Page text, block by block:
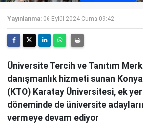
Yayınlanma: 06 Eylül 2024 Cuma 09:42
Üniversite Tercih ve Tanıtım
danışmanlık hizmeti sunan
(KTO) Karatay Üniversitesi, ek
döneminde de üniversite
vermeye devam ediyor